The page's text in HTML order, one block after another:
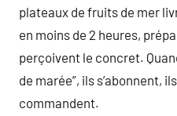
plateaux de fruits de mer
en moins de 2 heures,
perçoivent le concret.
de marée”, ils s’abonnent,
commandent.